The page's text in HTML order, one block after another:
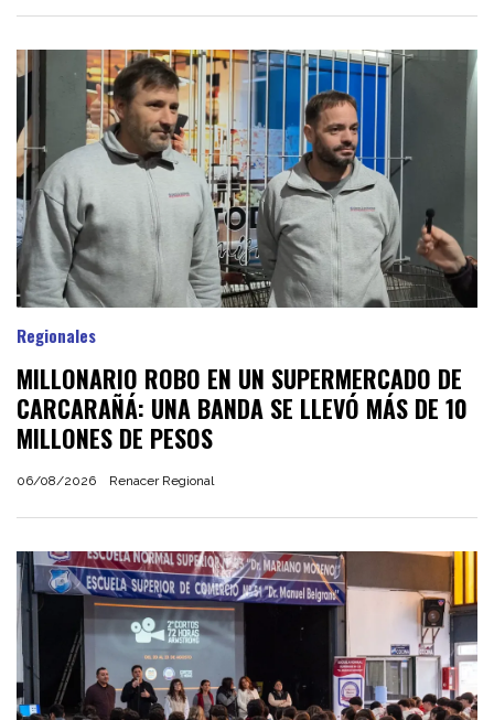
MILLONARIO ROBO EN UN SUPERMERCADO DE
CARCARAÑÁ: UNA BANDA SE LLEVÓ MÁS DE 10
MILLONES DE PESOS
Renacer Regional
Regionales
06/08/2026